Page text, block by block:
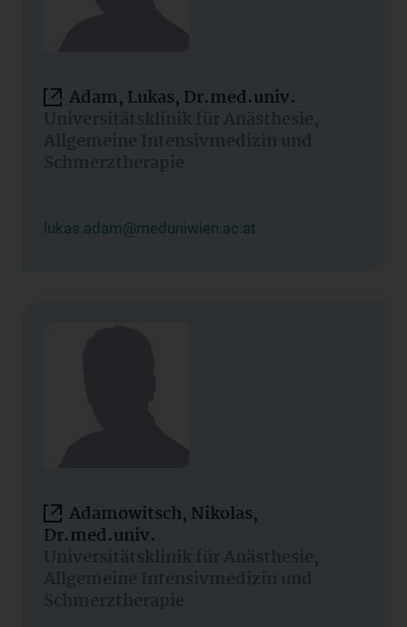
Adam, Lukas, Dr.med.univ.
Universitätsklinik für Anästhesie,
Allgemeine Intensivmedizin und
Schmerztherapie
lukas.adam@meduniwien.ac.at
Adamowitsch, Nikolas,
Dr.med.univ.
Universitätsklinik für Anästhesie,
Allgemeine Intensivmedizin und
Schmerztherapie